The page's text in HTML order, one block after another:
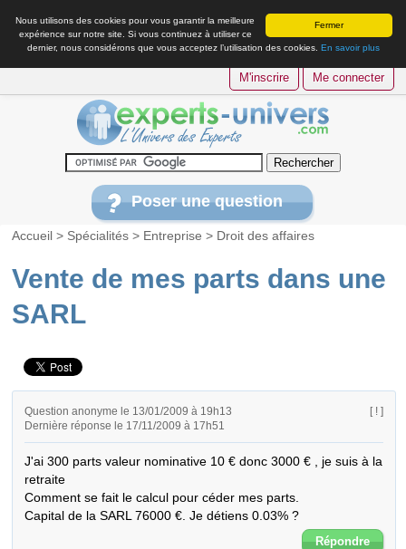
Fermer
Nous utilisons des cookies pour vous garantir la meilleure
expérience sur notre site. Si vous continuez à utiliser ce
dernier, nous considérons que vous acceptez l’utilisation des cookies. En savoir plus
M'inscrire Me connecter
Poser une question
Accueil > Spécialités > Entreprise > Droit des affaires
Vente de mes parts dans une
SARL
Question anonyme le 13/01/2009 à 19h13
Dernière réponse le 17/11/2009 à 17h51
[ ! ]
J'ai 300 parts valeur nominative 10 € donc 3000 € , je suis à la
retraite
Comment se fait le calcul pour céder mes parts.
Capital de la SARL 76000 €. Je détiens 0.03% ?
Répondre